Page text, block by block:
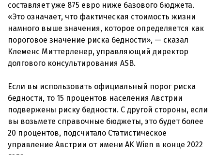
составляет уже 875 евро ниже базового бюджета.
«Это означает, что фактическая стоимость жизни
намного выше значения, которое определяется как
пороговое значение риска бедности», — сказал
Клеменс Миттерленер, управляющий директор
долгового консультирования ASB.
Если вы использовать официальный порог риска
бедности, то 15 процентов населения Австрии
подвержены риску бедности. С другой стороны, если
вы возьмете справочные бюджеты, это будет более
20 процентов, подсчитало Статистическое
управление Австрии от имени AK Wien в конце 2022